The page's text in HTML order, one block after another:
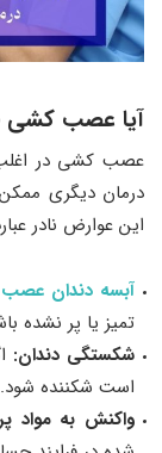
آیا عصب ‌کشی
عصب ‌کشی در اغلب
درمان دیگری
این عوارض نادر
آبسه دندان
تمیز یا پر نشده
شکستگی دندان:
است شکننده شود.
واکنش به مواد